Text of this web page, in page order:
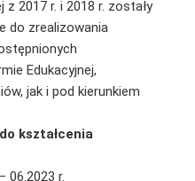
2017 r. i 2018 r. zostały
do zrealizowania
Edukacyjnej,
jak i pod kierunkiem
kształcenia
06.2023 r.